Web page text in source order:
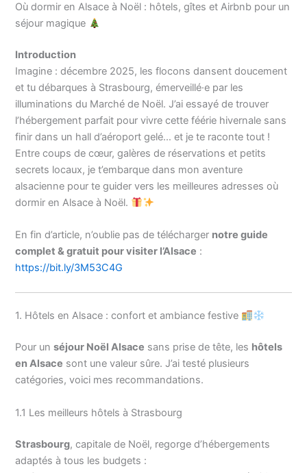
Où dormir en Alsace à Noël : hôtels, gîtes et Airbnb pour un
séjour magique
Introduction
Imagine : décembre 2025, les flocons dansent doucement
et tu débarques à Strasbourg, émerveillé·e par les
illuminations du Marché de Noël. J’ai essayé de trouver
l’hébergement parfait pour vivre cette féérie hivernale sans
finir dans un hall d’aéroport gelé… et je te raconte tout !
Entre coups de cœur, galères de réservations et petits
secrets locaux, je t’embarque dans mon aventure
alsacienne pour te guider vers les meilleures adresses où
dormir en Alsace à Noël.
En fin d’article, n’oublie pas de télécharger notre guide
complet & gratuit pour visiter l’Alsace :
https://bit.ly/3M53C4G
1. Hôtels en Alsace : confort et ambiance festive
Pour unséjour Noël Alsace sans prise de tête, les hôtels
en Alsace sont une valeur sûre. J’ai testé plusieurs
catégories, voici mes recommandations.
1.1 Les meilleurs hôtels à Strasbourg
Strasbourg, capitale de Noël, regorge d’hébergements
adaptés à tous les budgets :